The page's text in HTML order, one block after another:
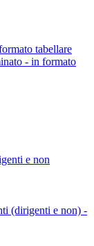
tabellare
- in formato
e non
(dirigenti e non) -